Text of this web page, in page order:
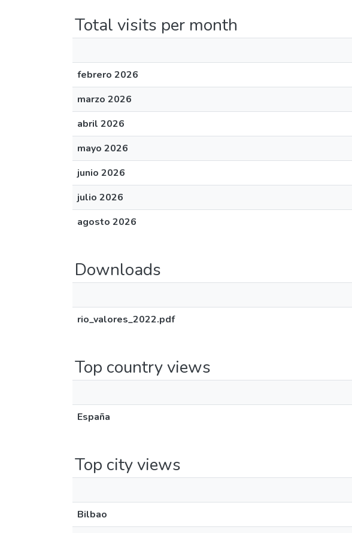
Total visits per month
febrero 2026
marzo 2026
abril 2026
mayo 2026
junio 2026
julio 2026
agosto 2026
Downloads
rio_valores_2022.pdf
Top country views
España
Top city views
Bilbao